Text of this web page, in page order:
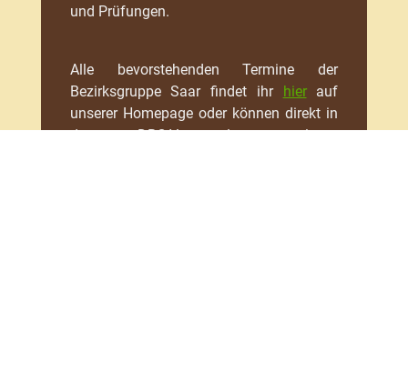
und Prüfungen.
Alle bevorstehenden Termine der
Bezirksgruppe Saar findet ihr
hierauf
unserer Homepage oder können direkt in
der DRC-Veranstaltungsverwaltung